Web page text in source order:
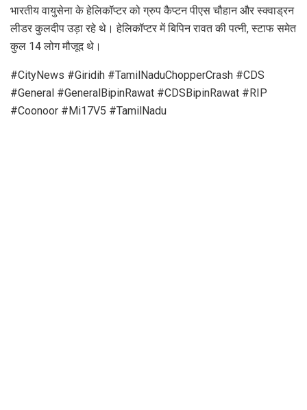
भारतीय वायुसेना के हेलिकॉप्टर को ग्रुप कैप्टन पीएस चौहान और स्क्वाड्रन
लीडर कुलदीप उड़ा रहे थे। हेलिकॉप्टर में बिपिन रावत की पत्नी, स्टाफ समेत
कुल 14 लोग मौजूद थे।
#CityNews #Giridih #TamilNaduChopperCrash #CDS
#General #GeneralBipinRawat #CDSBipinRawat #RIP
#Coonoor #Mi17V5 #TamilNadu